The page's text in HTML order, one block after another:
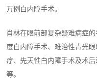
万例白内障手术。
肖林在眼前部复杂疑难病症
度白内障手术、难治性青光
疗、先天性白内障手术及术
等。